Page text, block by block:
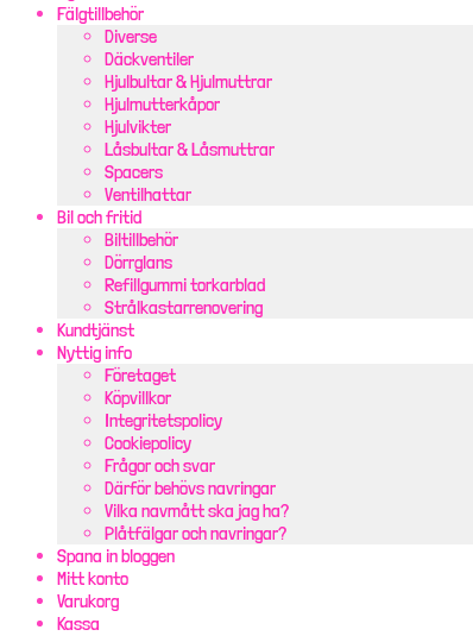
Fälgtillbehör
Diverse
Däckventiler
Hjulbultar & Hjulmuttrar
Hjulmutterkåpor
Hjulvikter
Låsbultar & Låsmuttrar
Spacers
Ventilhattar
Bil och fritid
Biltillbehör
Dörrglans
Refillgummi torkarblad
Strålkastarrenovering
Kundtjänst
Nyttig info
Företaget
Köpvillkor
Integritetspolicy
Cookiepolicy
Frågor och svar
Därför behövs navringar
Vilka navmått ska jag ha?
Plåtfälgar och navringar?
Spana in bloggen
Mitt konto
Varukorg
Kassa